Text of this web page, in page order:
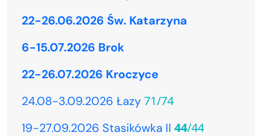
22-26.06.2026 Św. Katarzyna
6-15.07.2026 Brok
22-26.07.2026 Kroczyce
24.08-3.09.2026 Łazy71/74
19-27.09.2026 Stasikówka II 44/44